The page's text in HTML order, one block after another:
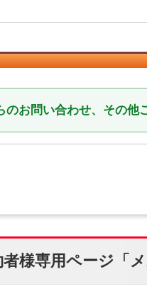
のお問い合わせ、その他
者様専用ページ「